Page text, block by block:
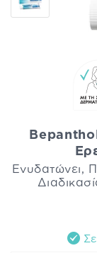
Ενυδατώνει,